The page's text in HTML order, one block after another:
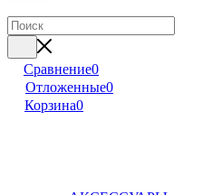
Сравнение0
Отложенные0
Корзина0